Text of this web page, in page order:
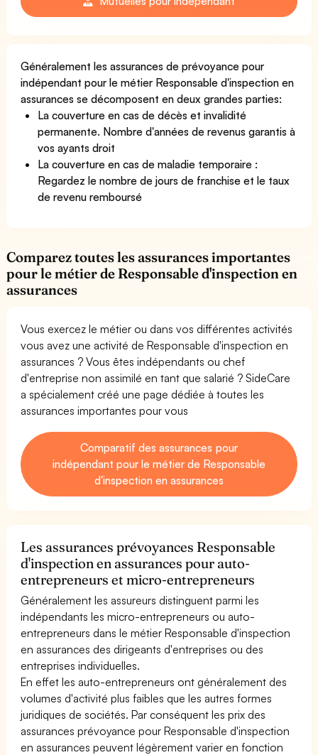
Généralement les assurances de prévoyance pour
indépendant pour le métier Responsable d'inspection en
assurances se décomposent en deux grandes parties:
La couverture en cas de décès et invalidité
permanente. Nombre d'années de revenus garantis à
vos ayants droit
La couverture en cas de maladie temporaire :
Regardez le nombre de jours de franchise et le taux
de revenu remboursé
Comparez toutes les assurances importantes
pour le métier de Responsable d'inspection en
assurances
Vous exercez le métier ou dans vos différentes activités
vous avez une activité de Responsable d'inspection en
assurances ? Vous êtes indépendants ou chef
d'entreprise non assimilé en tant que salarié ? SideCare
a spécialement créé une page dédiée à toutes les
assurances importantes pour vous
Comparatif des assurances pour
indépendant pour le métier de Responsable
d'inspection en assurances
Les assurances prévoyances Responsable
d'inspection en assurances pour auto-
entrepreneurs et micro-entrepreneurs
Généralement les assureurs distinguent parmi les
indépendants les micro-entrepreneurs ou auto-
entrepreneurs dans le métier Responsable d'inspection
en assurances des dirigeants d'entreprises ou des
entreprises individuelles.
En effet les auto-entrepreneurs ont généralement des
volumes d'activité plus faibles que les autres formes
juridiques de sociétés. Par conséquent les prix des
assurances prévoyance pour Responsable d'inspection
en assurances peuvent légèrement varier en fonction